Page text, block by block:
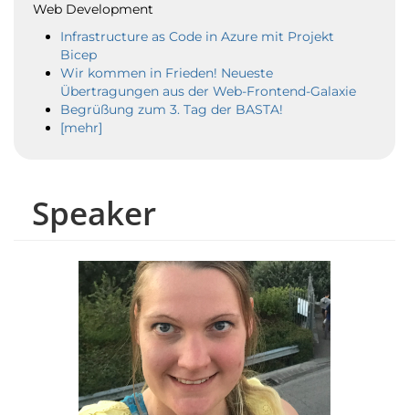
Speaker
Web Development
Infrastructure as Code in Azure mit Projekt
Bicep
Wir kommen in Frieden! Neueste
Übertragungen aus der Web-Frontend-Galaxie
Begrüßung zum 3. Tag der BASTA!
[mehr]